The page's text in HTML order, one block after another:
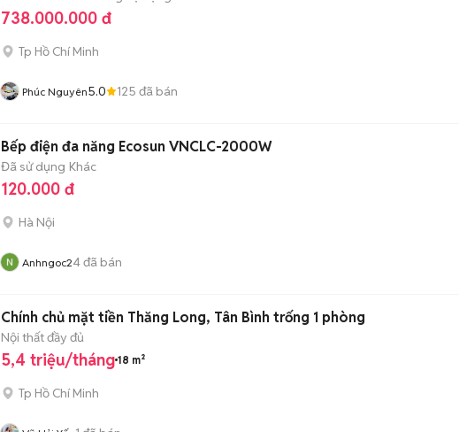
738.000.000 đ
Tp Hồ Chí Minh
Phúc Nguyên5.0 125 đã bán
Bếp điện đa năng Ecosun VNCLC-2000W
Đã sử dụng Khác
120.000 đ
Hà Nội
Anhngoc24đã bán
Chính chủ mặt tiền Thăng Long, Tân Bình trống 1 phòng
Nội thất đầy đủ
5,4 triệu/tháng 18 m²
Tp Hồ Chí Minh